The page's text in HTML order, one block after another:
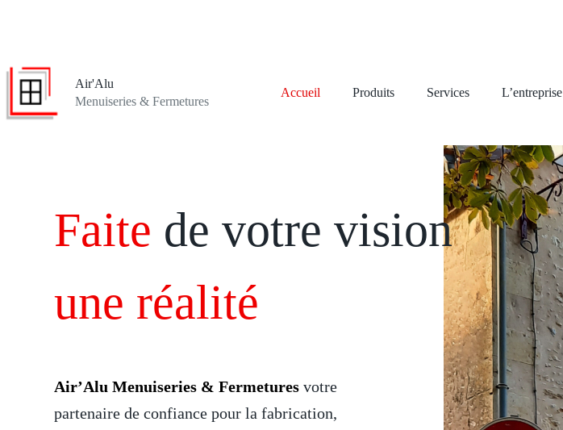
Air'Alu
Menuiseries & Fermetures
Accueil Produits Services L’entreprise
Faite de votre vision
une réalité
Air’Alu Menuiseries & Fermetures votre
partenaire de confiance pour la fabrication,